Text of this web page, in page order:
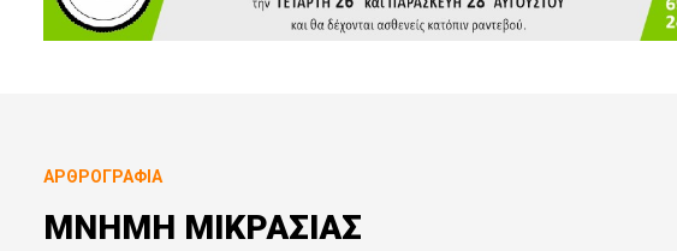
ΑΡΘΡΟΓΡΑΦΊΑ
ΜΝΗΜΗ ΜΙΚΡΑΣΙΑΣ